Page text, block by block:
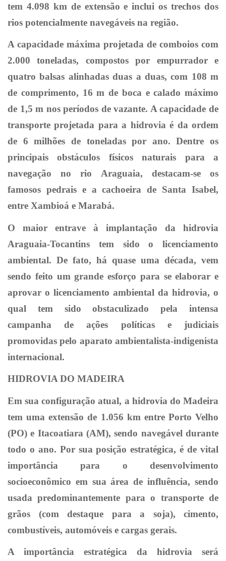
tem 4.098 km de extensão e inclui os trechos dos
rios potencialmente navegáveis na região.
A capacidade máxima projetada de comboios com
2.000 toneladas, compostos por empurrador e
quatro balsas alinhadas duas a duas, com 108 m
de comprimento, 16 m de boca e calado máximo
de 1,5 m nos períodos de vazante. A capacidade de
transporte projetada para a hidrovia é da ordem
de 6 milhões de toneladas por ano. Dentre os
principais obstáculos físicos naturais para a
navegação no rio Araguaia, destacam-se os
famosos pedrais e a cachoeira de Santa Isabel,
entre Xambioá e Marabá.
O maior entrave à implantação da hidrovia
Araguaia-Tocantins tem sido o licenciamento
ambiental. De fato, há quase uma década, vem
sendo feito um grande esforço para se elaborar e
aprovar o licenciamento ambiental da hidrovia, o
qual tem sido obstaculizado pela intensa
campanha de ações políticas e judiciais
promovidas pelo aparato ambientalista-indigenista
internacional.
HIDROVIA DO MADEIRA
Em sua configuração atual, a hidrovia do Madeira
tem uma extensão de 1.056 km entre Porto Velho
(PO) e Itacoatiara (AM), sendo navegável durante
todo o ano. Por sua posição estratégica, é de vital
importância para o desenvolvimento
socioeconômico em sua área de influência, sendo
usada predominantemente para o transporte de
grãos (com destaque para a soja), cimento,
combustíveis, automóveis e cargas gerais.
A importância estratégica da hidrovia será